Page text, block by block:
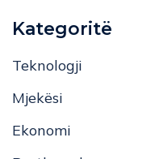
Kategoritë
Teknologji
Mjekësi
Ekonomi